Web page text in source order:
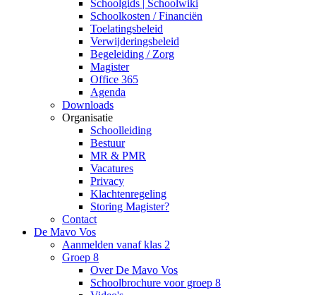
Schoolgids | Schoolwiki
Schoolkosten / Financiën
Toelatingsbeleid
Verwijderingsbeleid
Begeleiding / Zorg
Magister
Office 365
Agenda
Downloads
Organisatie
Schoolleiding
Bestuur
MR & PMR
Vacatures
Privacy
Klachtenregeling
Storing Magister?
Contact
De Mavo Vos
Aanmelden vanaf klas 2
Groep 8
Over De Mavo Vos
Schoolbrochure voor groep 8